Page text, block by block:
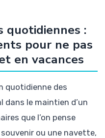
quotidiennes :
pour ne pas
en vacances
quotidienne des
dans le maintien d’un
que l’on pense
ou une navette,